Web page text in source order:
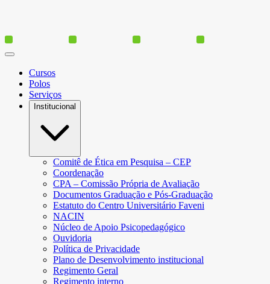
Cursos
Polos
Serviços
Institucional
Comitê de Ética em Pesquisa – CEP
Coordenação
CPA – Comissão Própria de Avaliação
Documentos Graduação e Pós-Graduação
Estatuto do Centro Universitário Faveni
NACIN
Núcleo de Apoio Psicopedagógico
Ouvidoria
Política de Privacidade
Plano de Desenvolvimento institucional
Regimento Geral
Regimento interno